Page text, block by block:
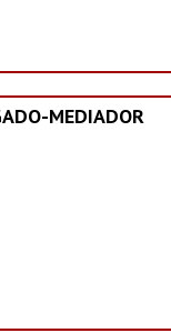
MEDIADOR